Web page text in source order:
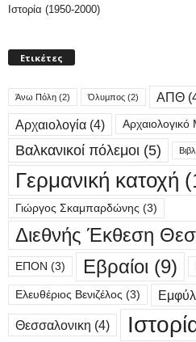
Ιστορία (1950-2000)
Ετικέτες
Άνω Πόλη (2) Όλυμπος (2) ΑΠΘ
Αρχαιολογία (4)
Βαλκανικοί πόλεμοι (5)
Γερμανική κατοχή
Γιώργος Σκαμπαρδώνης (3)
Διεθνής Έκθεση
ΕΠΟΝ (3) Εβραίοι (9)
Ελευθέριος Βενιζέλος (3)
Θεσσαλονικη (4)